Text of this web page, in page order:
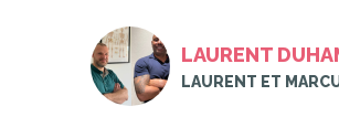
LAURENT
LAURENT ET